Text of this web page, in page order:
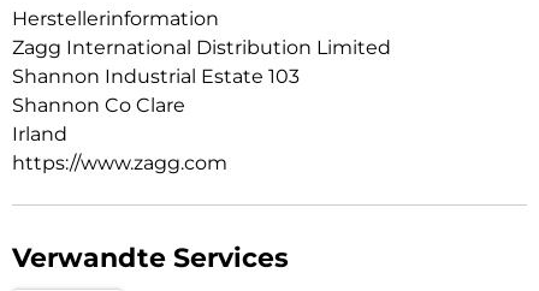
Herstellerinformation
Zagg International Distribution Limited
Shannon Industrial Estate 103
Shannon Co Clare
Irland
https://www.zagg.com
Verwandte Services